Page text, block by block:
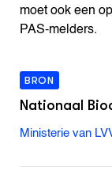
moet ook een
PAS-melders.
BRON
Nationaal
Ministerie van